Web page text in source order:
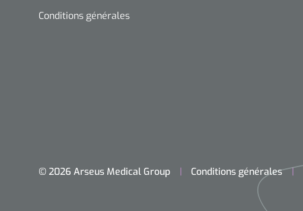
Conditions générales
© 2026 Arseus Medical Group Conditions générales